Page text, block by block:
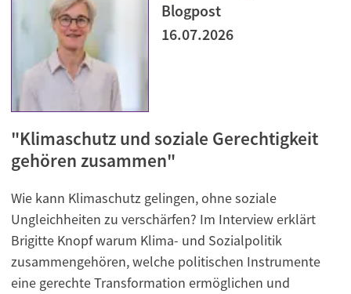
Blogpost
16.07.2026
"Klimaschutz und soziale Gerechtigkeit
gehören zusammen"
Wie kann Klimaschutz gelingen, ohne soziale
Ungleichheiten zu verschärfen? Im Interview erklärt
Brigitte Knopf warum Klima- und Sozialpolitik
zusammengehören, welche politischen Instrumente
eine gerechte Transformation ermöglichen und